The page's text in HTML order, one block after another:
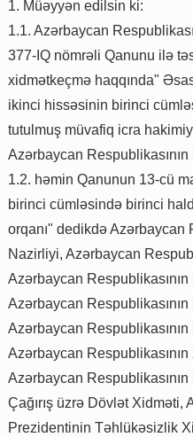
1. Müəyyən edilsin ki:
1.1. Azərbaycan
377-IQ nömrəli Qanunu ilə
xidmətkeçmə haqqında"
ikinci hissəsinin birinci
tutulmuş müvafiq icra
Azərbaycan
1.2. həmin Qanunun 13-cü
birinci cümləsində birinci
orqanı" dedikdə Azərbaycan
Nazirliyi, Azərbaycan
Azərbaycan
Azərbaycan
Azərbaycan
Azərbaycan
Azərbaycan
Çağırış üzrə Dövlət Xidməti,
Prezidentinin Təhlükəsizlik